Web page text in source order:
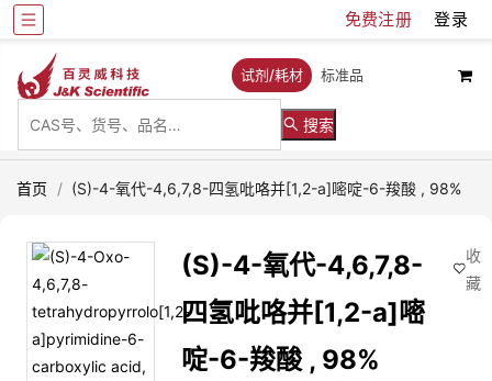
免费注册 登录
试剂/耗材 标准品
搜索
首页 / (S)-4-氧代-4,6,7,8-四氢吡咯并[1,2-a]嘧啶-6-羧酸 , 98%
(S)-4-氧代-4,6,7,8-
四氢吡咯并[1,2-a]嘧
啶-6-羧酸 , 98%
收
藏